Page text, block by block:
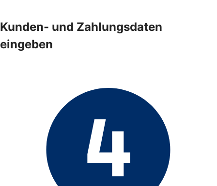
Kunden- und Zahlungsdaten
eingeben